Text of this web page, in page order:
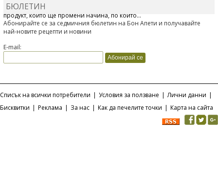
Отскоро Лесафр България стартира предлагането на изцяло нов
продукт, който ще промени начина, по който...
БЮЛЕТИН
Абонирайте се за седмичния бюлетин на Бон Апети и получавайте
най-новите рецепти и новини
E-mail:
Списък на всички потребители | Условия за ползване | Лични данни |
Бисквитки | Реклама | За нас | Как да печелите точки | Карта на сайта